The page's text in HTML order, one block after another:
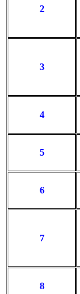
2
3
4
5
6
7
8